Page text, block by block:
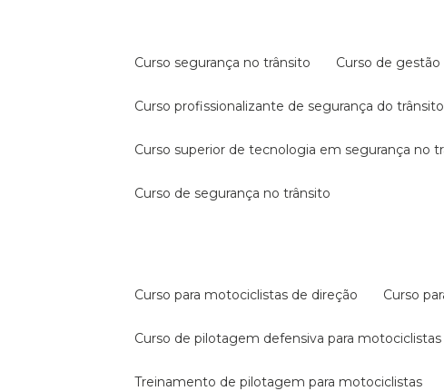
curso segurança no trânsito curso de
curso profissionalizante de segurança do trânsito
curso superior de tecnologia em segurança no
curso de segurança no trânsito
curso para motociclistas de direção curso
curso de pilotagem defensiva para motociclistas
treinamento de pilotagem para motociclistas